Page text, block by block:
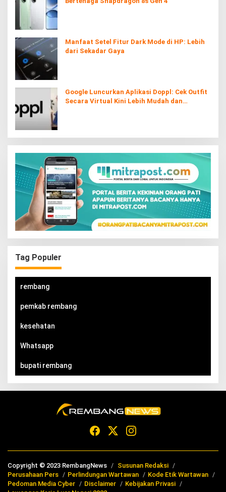
Manfaat Setel Fitur Dark Mode di HP: Lebih
dari Sekadar Gaya
Google Luncurkan Aplikasi Doppl: Cek Outfit
Secara Virtual Kini Lebih Mudah dan
Tag Populer
rembang
pemkab rembang
kesehatan
Whatsapp
bupati rembang
Copyright © 2023 RembangNews
Susunan Redaksi
Perusahaan Pers
Perlindungan Wartawan
Kode Etik Wartawan
Pedoman Media Cyber
Disclaimer
Kebijakan Privasi